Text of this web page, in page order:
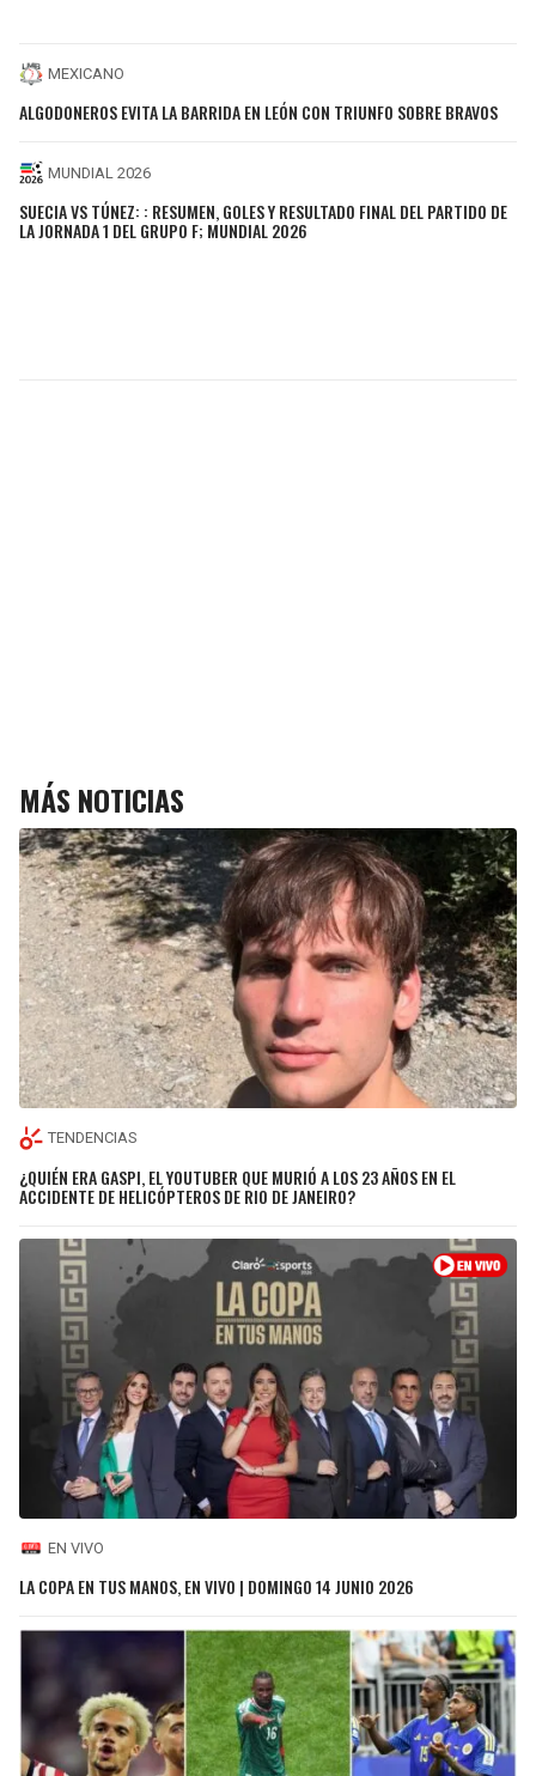
MEXICANO
ALGODONEROS EVITA LA BARRIDA EN LEÓN CON TRIUNFO SOBRE BRAVOS
MUNDIAL 2026
SUECIA VS TÚNEZ: : RESUMEN, GOLES Y RESULTADO FINAL DEL PARTIDO DE
LA JORNADA 1 DEL GRUPO F; MUNDIAL 2026
MÁS NOTICIAS
TENDENCIAS
¿QUIÉN ERA GASPI, EL YOUTUBER QUE MURIÓ A LOS 23 AÑOS EN EL
ACCIDENTE DE HELICÓPTEROS DE RIO DE JANEIRO?
EN VIVO
LA COPA EN TUS MANOS, EN VIVO | DOMINGO 14 JUNIO 2026